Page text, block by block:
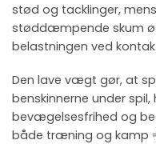
stød og tacklinger,
støddæmpende skum
belastningen ved
Den lave vægt gør, at
benskinnerne under spil,
bevægelsesfrihed og
både træning og kamp